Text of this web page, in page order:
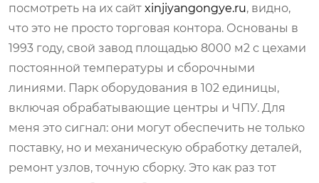
посмотреть на их сайт xinjiyangongye.ru, видно,
что это не просто торговая контора. Основаны в
1993 году, свой завод площадью 8000 м2 с цехами
постоянной температуры и сборочными
линиями. Парк оборудования в 102 единицы,
включая обрабатывающие центры и ЧПУ. Для
меня это сигнал: они могут обеспечить не только
поставку, но и механическую обработку деталей,
ремонт узлов, точную сборку. Это как раз тот